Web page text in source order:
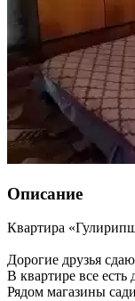
Описание
Квартира
Дорогие друзья
В квартире все
Рядом магазины